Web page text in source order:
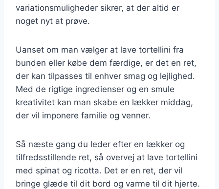
variationsmuligheder sikrer, at der altid er
noget nyt at prøve.
Uanset om man vælger at lave tortellini fra
bunden eller købe dem færdige, er det en ret,
der kan tilpasses til enhver smag og lejlighed.
Med de rigtige ingredienser og en smule
kreativitet kan man skabe en lækker middag,
der vil imponere familie og venner.
Så næste gang du leder efter en lækker og
tilfredsstillende ret, så overvej at lave tortellini
med spinat og ricotta. Det er en ret, der vil
bringe glæde til dit bord og varme til dit hjerte.